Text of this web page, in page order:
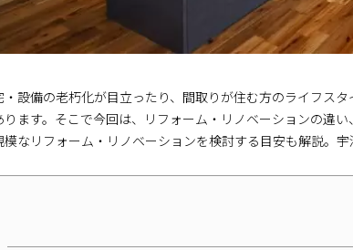
・設備の老朽化が目立ったり、間取りが住む方のライフス
ります。そこで今回は、リフォーム・リノベーションの違
模なリフォーム・リノベーションを検討する目安も解説。